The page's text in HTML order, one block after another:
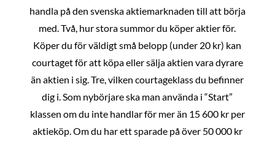
handla på den svenska aktiemarknaden till att börja
med. Två, hur stora summor du köper aktier för.
Köper du för väldigt små belopp (under 20 kr) kan
courtaget för att köpa eller sälja aktien vara dyrare
än aktien i sig. Tre, vilken courtageklass du befinner
dig i. Som nybörjare ska man använda i “Start”
klassen om du inte handlar för mer än 15 600 kr per
aktieköp. Om du har ett sparade på över 50 000 kr